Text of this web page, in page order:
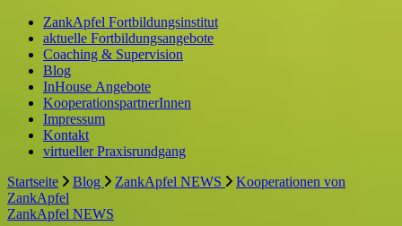
ZankApfel Fortbildungsinstitut
aktuelle Fortbildungsangebote
Coaching & Supervision
Blog
InHouse Angebote
KooperationspartnerInnen
Impressum
Kontakt
virtueller Praxisrundgang
Startseite
Blog ZankApfel NEWS
Kooperationen von
ZankApfel
ZankApfel NEWS